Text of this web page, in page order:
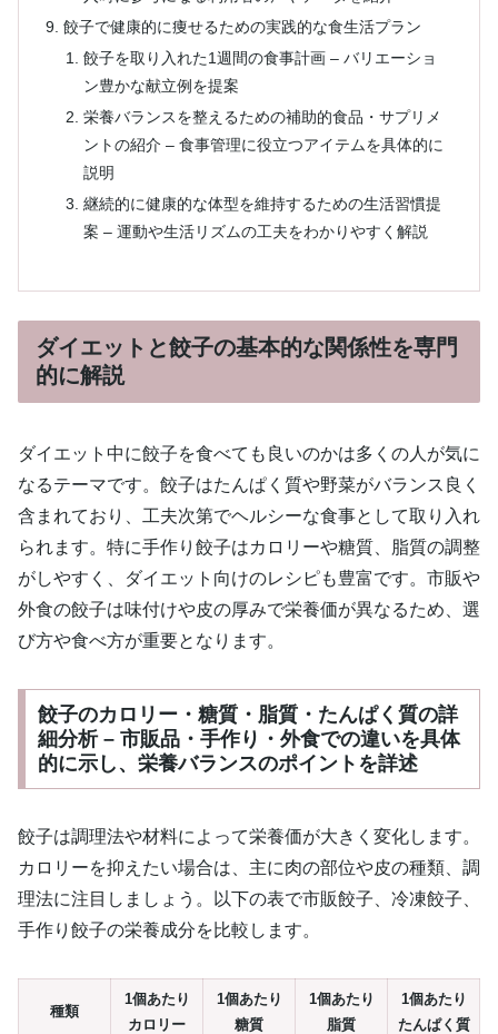
餃子で健康的に痩せるための実践的な食生活プラン
餃子を取り入れた1週間の食事計画 – バリエーショ
ン豊かな献立例を提案
栄養バランスを整えるための補助的食品・サプリメ
ントの紹介 – 食事管理に役立つアイテムを具体的に
説明
継続的に健康的な体型を維持するための生活習慣提
案 – 運動や生活リズムの工夫をわかりやすく解説
ダイエットと餃子の基本的な関係性を専門
的に解説
ダイエット中に餃子を食べても良いのかは多くの人が気に
なるテーマです。餃子はたんぱく質や野菜がバランス良く
含まれており、工夫次第でヘルシーな食事として取り入れ
られます。特に手作り餃子はカロリーや糖質、脂質の調整
がしやすく、ダイエット向けのレシピも豊富です。市販や
外食の餃子は味付けや皮の厚みで栄養価が異なるため、選
び方や食べ方が重要となります。
餃子のカロリー・糖質・脂質・たんぱく質の詳
細分析 – 市販品・手作り・外食での違いを具体
的に示し、栄養バランスのポイントを詳述
餃子は調理法や材料によって栄養価が大きく変化します。
カロリーを抑えたい場合は、主に肉の部位や皮の種類、調
理法に注目しましょう。以下の表で市販餃子、冷凍餃子、
手作り餃子の栄養成分を比較します。
種類
1個あたり
カロリー
1個あたり
糖質
1個あたり
脂質
1個あたり
たんぱく質